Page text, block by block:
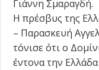
Γιάννη Σμαραγδή.
Η πρέσβυς της
– Παρασκευή
τόνισε ότι ο
έντονα την